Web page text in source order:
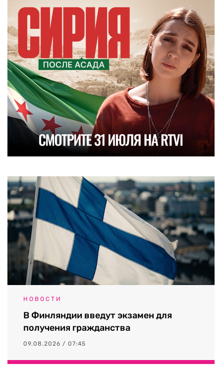
НОВОСТИ
В Финляндии введут экзамен для
получения гражданства
09.08.2026 / 07:45